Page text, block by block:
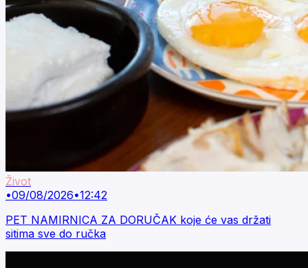
Život
•09/08/2026•12:42
PET NAMIRNICA ZA DORUČAK koje će vas držati
sitima sve do ručka